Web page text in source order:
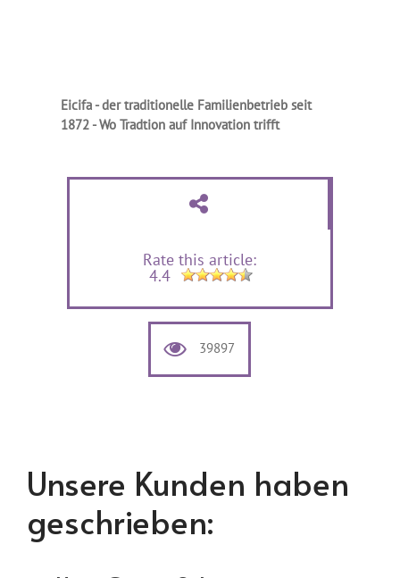
Eicifa - der traditionelle Familienbetrieb seit
1872 - Wo Tradtion auf Innovation trifft
Rate this article:
4.4
39897
Unsere Kunden haben
geschrieben: